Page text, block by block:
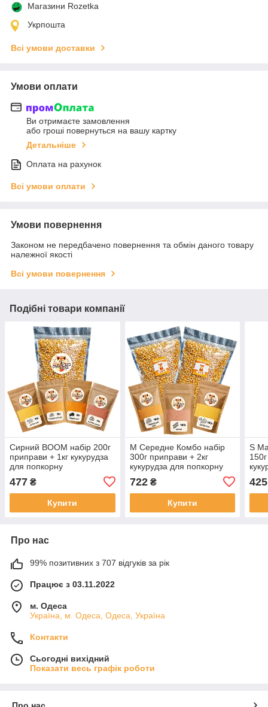
Магазини Rozetka
Укрпошта
Всі умови доставки
Умови оплати
Ви отримаєте замовлення
або гроші повернуться на вашу картку
Детальніше
Оплата на рахунок
Всі умови оплати
Умови повернення
Законом не передбачено повернення та обмін даного товару
належної якості
Всі умови повернення
Подібні товари компанії
Сирний BOOM набір 200г
приправи + 1кг кукурудза
для попкорну
477 ₴
Купити
М Середне Комбо набір
300г приправи + 2кг
кукурудза для попкорну
722₴
Купити
S
425
Про нас
99% позитивних з 707 відгуків за рік
Працює з 03.11.2022
м. Одеса
Україна, м. Одеса, Одеса, Україна
Контакти
Сьогодні вихідний
Показати весь графік роботи